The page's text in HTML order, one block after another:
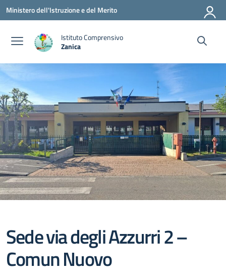
Vai ai contenuti
Vai al menu di navigazione
Vai al footer
Ministero dell'Istruzione e del Merito
Istituto Comprensivo
Zanica
Sede via degli Azzurri 2 –
Comun Nuovo